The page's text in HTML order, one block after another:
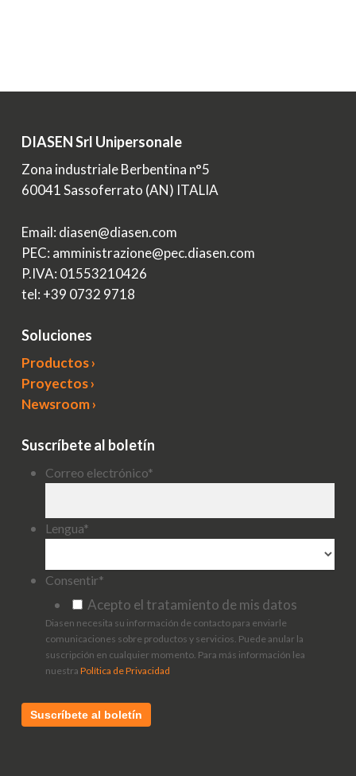
DIASEN Srl Unipersonale
Zona industriale Berbentina n°5
60041 Sassoferrato (AN) ITALIA
Email: diasen@diasen.com
PEC: amministrazione@pec.diasen.com
P.IVA: 01553210426
tel: +39 0732 9718
Soluciones
Productos ›
Proyectos ›
Newsroom ›
Suscríbete al boletín
Correo electrónico*
Lengua*
Consentir*
Acepto el tratamiento de mis datos
Diasen necesita su información de contacto para enviarle
comunicaciones sobre productos y servicios. Puede anular la
suscripción en cualquier momento. Para más información lea
nuestra Política de Privacidad